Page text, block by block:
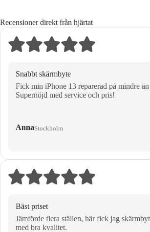
Recensioner direkt från hjärtat
Snabbt skärmbyte
Fick min iPhone 13 reparerad på mindre
Supernöjd med service och pris!
AnnaStockholm
Bäst priset
Jämförde flera ställen, här fick jag
med bra kvalitet.